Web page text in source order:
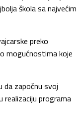
škola sa najvećim
preko
mogućnostima koje
da započnu svoj
realizaciju programa